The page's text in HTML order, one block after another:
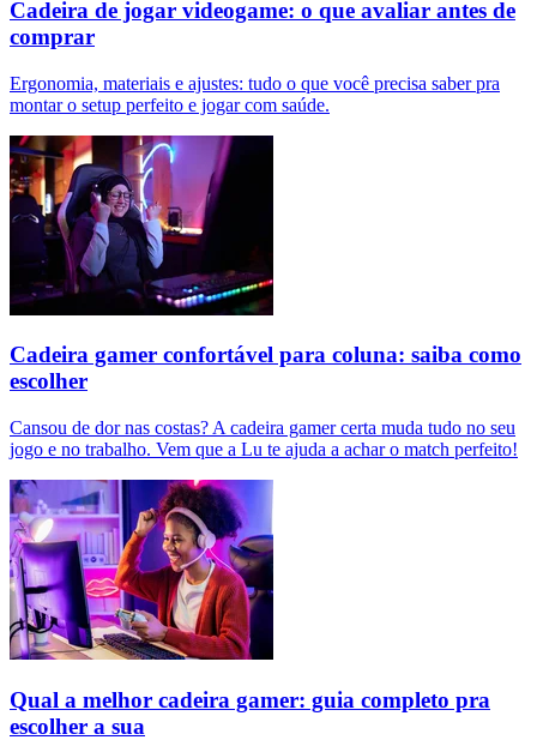
Cadeira de jogar videogame: o que avaliar antes de
comprar
Ergonomia, materiais e ajustes: tudo o que você precisa saber pra
montar o setup perfeito e jogar com saúde.
Cadeira gamer confortável para coluna: saiba como
escolher
Cansou de dor nas costas? A cadeira gamer certa muda tudo no seu
jogo e no trabalho. Vem que a Lu te ajuda a achar o match perfeito!
Qual a melhor cadeira gamer: guia completo pra
escolher a sua